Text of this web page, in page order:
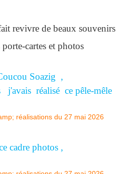
revivre de beaux souvenirs
porte-cartes et photos
Soazig ,
j'avais réalisé ce pêle-mêle
cadre photos ,